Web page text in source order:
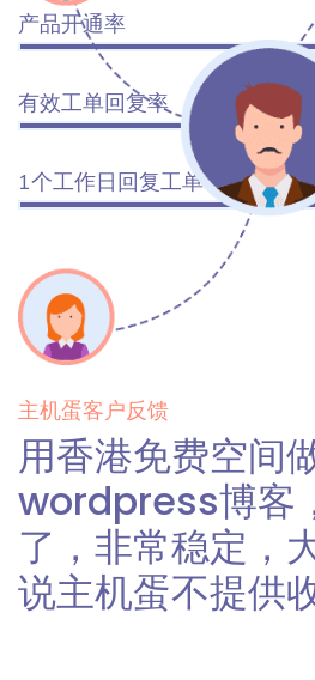
产品开通率
有效工单回复率
1个工作日回复工单率
主机蛋客户反馈
用香港免费空间
wordpress博客
了，非常稳定，
说主机蛋不提供